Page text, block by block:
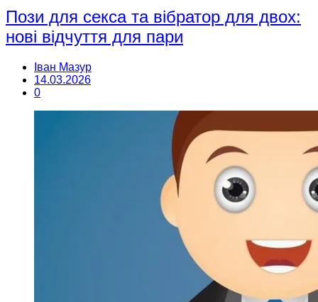
Пози для секса та вібратор для двох:
нові відчуття для пари
Іван Мазур
14.03.2026
0